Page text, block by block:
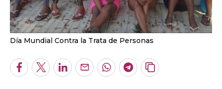
Día Mundial Contra la Trata de Personas
Facebook
TwitterLinkedInEnviarWhatsapp
Telegram
Copiar